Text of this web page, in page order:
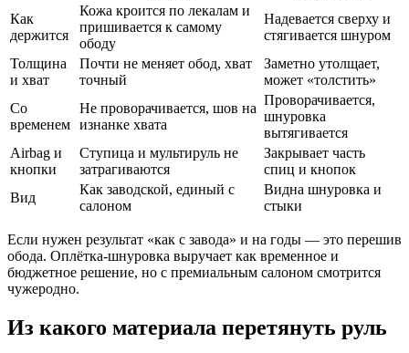
Как
держится
Кожа кроится по лекалам и
пришивается к самому
ободу
Надевается сверху и
стягивается шнуром
Толщина
и хват
Почти не меняет обод, хват
точный
Заметно утолщает,
может «толстить»
Со
временем
Не проворачивается, шов на
изнанке хвата
Проворачивается,
шнуровка
вытягивается
Airbag и
кнопки
Ступица и мультируль не
затрагиваются
Закрывает часть
спиц и кнопок
Вид
Как заводской, единый с
салоном
Видна шнуровка и
стыки
Если нужен результат «как с завода» и на годы — это перешив
обода. Оплётка-шнуровка выручает как временное и
бюджетное решение, но с премиальным салоном смотрится
чужеродно.
Из какого материала перетянуть руль